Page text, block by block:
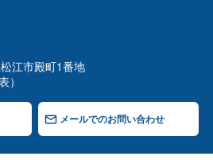
江市殿町1番地
メールでのお問い合わせ